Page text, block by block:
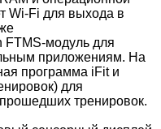
Wi-Fi для выхода в
модуль для
приложениям. На
программа iFit и
для
тренировок.